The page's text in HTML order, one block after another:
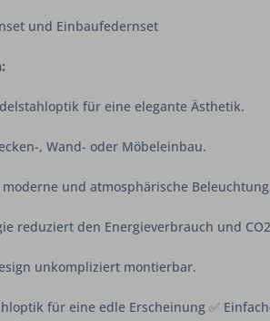
und Einbaufedernset
für eine elegante Ästhetik.
, Wand- oder Möbeleinbau.
und atmosphärische
reduziert den Energieverbrauch und
unkompliziert montierbar.
für eine edle Erscheinung ✅